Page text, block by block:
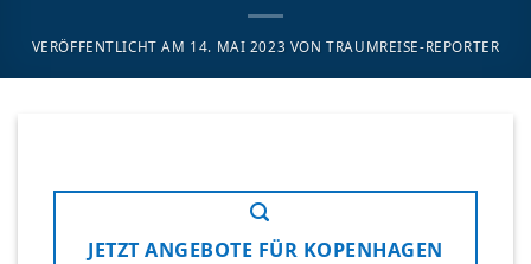
VERÖFFENTLICHT AM 14. MAI 2023 VONTRAUMREISE-REPORTER
JETZT ANGEBOTE FÜR KOPENHAGEN